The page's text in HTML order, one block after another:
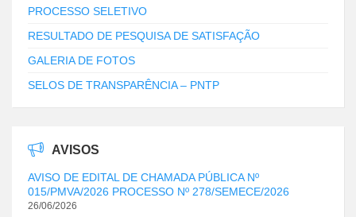
PROCESSO SELETIVO
RESULTADO DE PESQUISA DE SATISFAÇÃO
GALERIA DE FOTOS
SELOS DE TRANSPARÊNCIA – PNTP
AVISOS
AVISO DE EDITAL DE CHAMADA PÚBLICA Nº
015/PMVA/2026 PROCESSO Nº 278/SEMECE/2026
26/06/2026